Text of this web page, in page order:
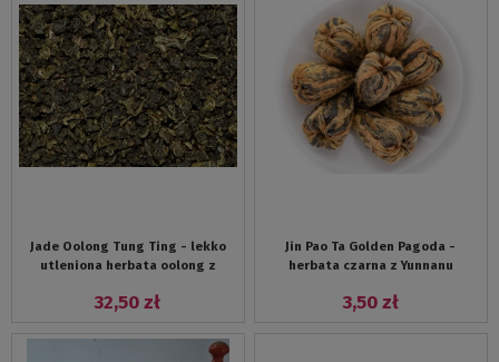
Jade Oolong Tung Ting - lekko
utleniona herbata oolong z
32,50 zł
Jin Pao Ta Golden Pagoda -
herbata czarna z Yunnanu
3,50 zł